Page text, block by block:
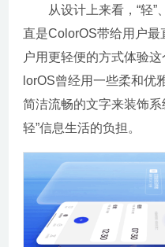
从设计上来看，“轻”
直是ColorOS带给用户最
户用更轻便的方式体验
lorOS曾经用一些柔和优
简洁流畅的文字来装饰
轻”信息生活的负担。